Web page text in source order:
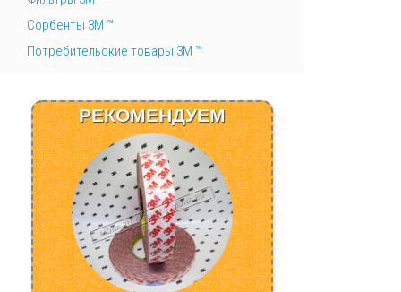
Сорбенты 3М ™
Потребительские товары 3М ™
РЕКОМЕНДУЕМ